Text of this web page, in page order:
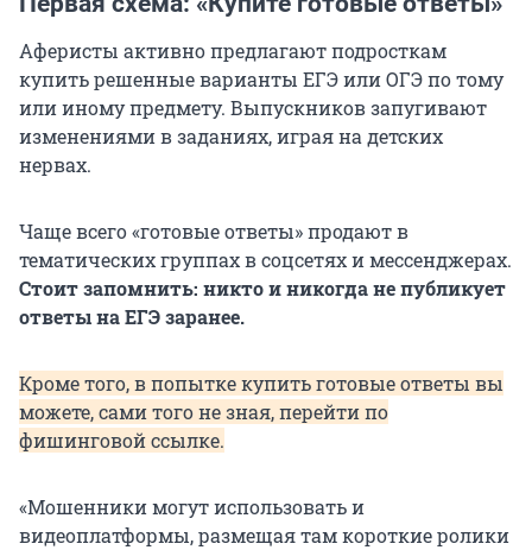
Аферисты активно предлагают подросткам
купить решенные варианты ЕГЭ или ОГЭ по тому
или иному предмету. Выпускников запугивают
изменениями в заданиях, играя на детских
нервах.
Чаще всего «готовые ответы» продают в
тематических группах в соцсетях и мессенджерах.
Стоит запомнить: никто и никогда не публикует
ответы на ЕГЭ заранее.
Кроме того, в попытке купить готовые ответы вы
можете, сами того не зная, перейти по
фишинговой ссылке.
«Мошенники могут использовать и
видеоплатформы, размещая там короткие ролики